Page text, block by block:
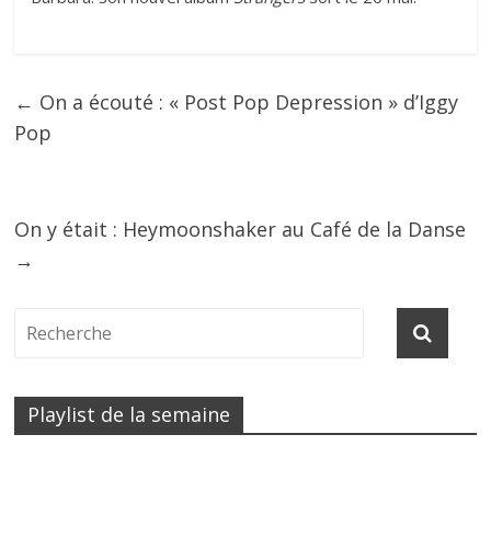
← On a écouté : « Post Pop Depression » d’Iggy
Pop
On y était : Heymoonshaker au Café de la Danse
→
Playlist de la semaine